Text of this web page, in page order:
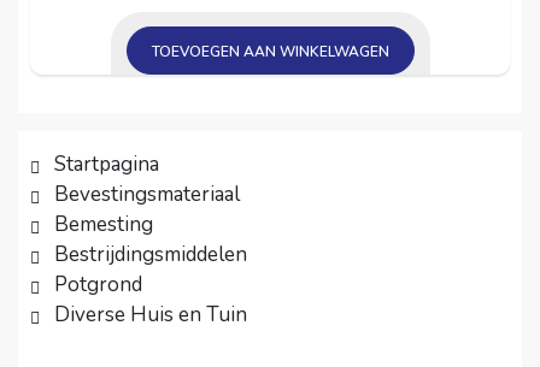
TOEVOEGEN AAN WINKELWAGEN
Startpagina
Bevestingsmateriaal
Bemesting
Bestrijdingsmiddelen
Potgrond
Diverse Huis en Tuin